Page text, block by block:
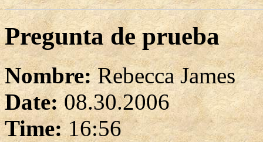
Pregunta de prueba
Nombre:Rebecca James
Date:08.30.2006
Time:16:56